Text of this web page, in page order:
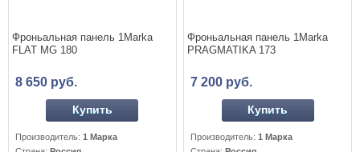
Фроньальная панель 1Marka
FLAT MG 180
8 650 руб.
Купить
Производитель:1 Марка
Фроньальная панель 1Marka
PRAGMATIKA 173
7 200 руб.
Купить
Производитель:1 Марка